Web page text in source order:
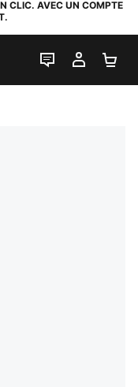
CLIC. AVEC UN COMPTE
LIVE CHAT
MON